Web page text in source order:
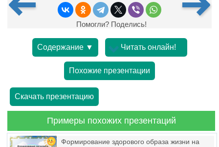
Помогли? Поделись!
Содержание ▼ Читать онлайн!
Похожие презентации
Скачать презентацию
Примеры похожих презентаций
Формирование здорового образа жизни на